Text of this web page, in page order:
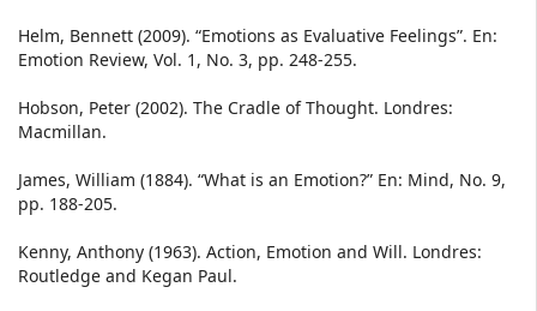
Helm, Bennett (2009). “Emotions as Evaluative Feelings”. En:
Emotion Review, Vol. 1, No. 3, pp. 248-255.
Hobson, Peter (2002). The Cradle of Thought. Londres:
Macmillan.
James, William (1884). “What is an Emotion?” En: Mind, No. 9,
pp. 188-205.
Kenny, Anthony (1963). Action, Emotion and Will. Londres:
Routledge and Kegan Paul.